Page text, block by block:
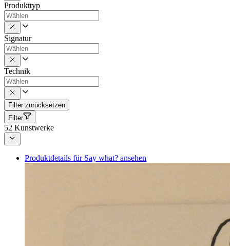
Produkttyp
Signatur
Technik
Filter zurücksetzen
Filter
52 Kunstwerke
Produktdetails für Say what? ansehen